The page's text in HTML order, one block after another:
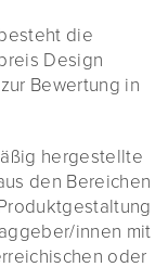
die
Design
Bewertung in
hergestellte
den Bereichen
innen mit
oder